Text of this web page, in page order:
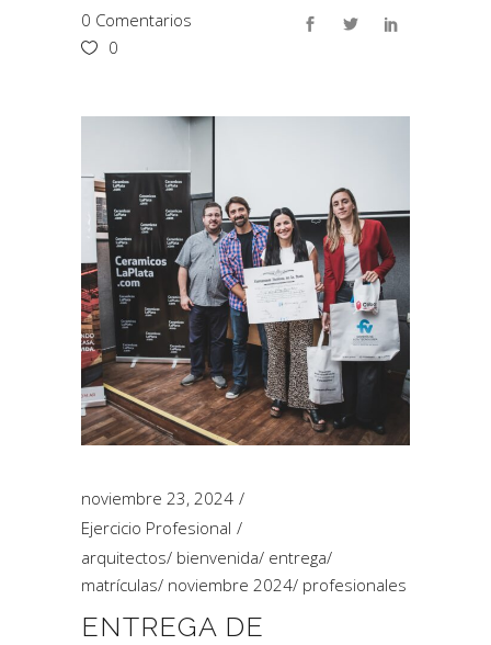
0 Comentarios
0
noviembre 23, 2024
Ejercicio Profesional
arquitectos/ bienvenida/ entrega/
matrículas/ noviembre 2024/ profesionales
ENTREGA DE